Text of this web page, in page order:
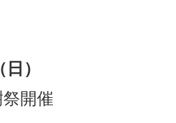
）
開催